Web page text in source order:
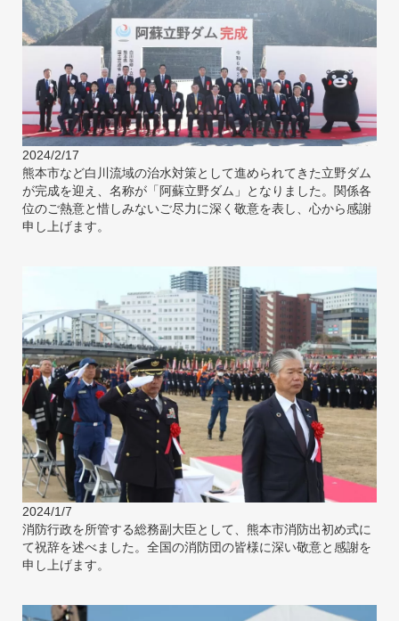
2024/2/17
熊本市など白川流域の治水対策として進められてきた立野ダム
が完成を迎え、名称が「阿蘇立野ダム」となりました。関係各
位のご熱意と惜しみないご尽力に深く敬意を表し、心から感謝
申し上げます。
2024/1/7
消防行政を所管する総務副大臣として、熊本市消防出初め式に
て祝辞を述べました。全国の消防団の皆様に深い敬意と感謝を
申し上げます。